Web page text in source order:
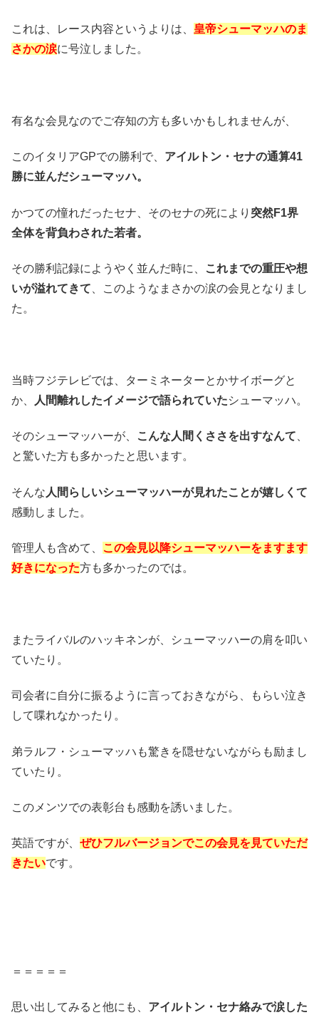
これは、レース内容というよりは、 皇帝シューマッハのま
さかの涙に号泣しました。
有名な会見なのでご存知の方も多いかもしれませんが、
このイタリアGPでの勝利で、 アイルトン・セナの通算41
勝に並んだシューマッハ。
かつての憧れだったセナ、そのセナの死により 突然F1界
全体を背負わされた若者。
その勝利記録にようやく並んだ時に、
これまでの重圧や想
いが溢れてきて 、このようなまさかの涙の会見となりまし
た。
当時フジテレビでは、ターミネーターとかサイボーグと
か、
人間離れしたイメージで語られていたシューマッハ。
そのシューマッハーが、 こんな人間くささを出すなんて
と驚いた方も多かったと思います。
そんな 人間らしいシューマッハーが見れたことが嬉しくて
感動しました。
管理人も含めて、 この会見以降シューマッハーをますます
好きになった方も多かったのでは。
またライバルのハッキネンが、シューマッハーの肩を叩い
ていたり。
司会者に自分に振るように言っておきながら、もらい泣き
して喋れなかったり。
弟ラルフ・シューマッハも驚きを隠せないながらも励まし
ていたり。
このメンツでの表彰台も感動を誘いました。
英語ですが、 ぜひフルバージョンでこの会見を見ていただ
きたいです。
＝＝＝＝＝
思い出してみると他にも、 アイルトン・セナ絡みで涙した